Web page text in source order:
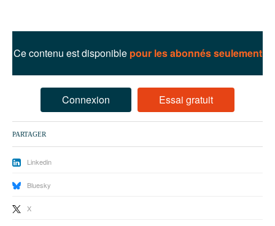
93
94
Ce contenu est disponible pour les abonnés seulement
Connexion Essai gratuit
PARTAGER
Linkedin
Bluesky
X